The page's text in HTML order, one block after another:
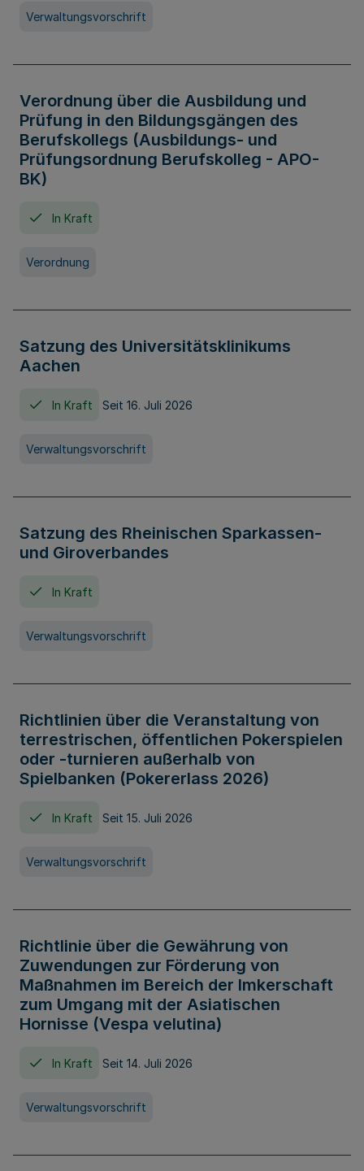
Verwaltungsvorschrift
Verordnung über die Ausbildung und
Prüfung in den Bildungsgängen des
Berufskollegs (Ausbildungs- und
Prüfungsordnung Berufskolleg - APO-
BK)
In Kraft
Verordnung
Satzung des Universitätsklinikums
Aachen
In Kraft Seit 16. Juli 2026
Verwaltungsvorschrift
Satzung des Rheinischen Sparkassen-
und Giroverbandes
In Kraft
Verwaltungsvorschrift
Richtlinien über die Veranstaltung von
terrestrischen, öffentlichen Pokerspielen
oder -turnieren außerhalb von
Spielbanken (Pokererlass 2026)
In Kraft Seit 15. Juli 2026
Verwaltungsvorschrift
Richtlinie über die Gewährung von
Zuwendungen zur Förderung von
Maßnahmen im Bereich der Imkerschaft
zum Umgang mit der Asiatischen
Hornisse (Vespa velutina)
In Kraft Seit 14. Juli 2026
Verwaltungsvorschrift